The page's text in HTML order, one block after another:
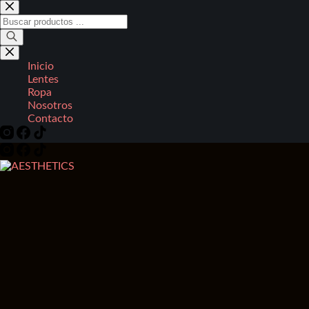
Saltar
al
contenido
Búsqueda
de
productos
Inicio
Lentes
Ropa
Nosotros
Contacto